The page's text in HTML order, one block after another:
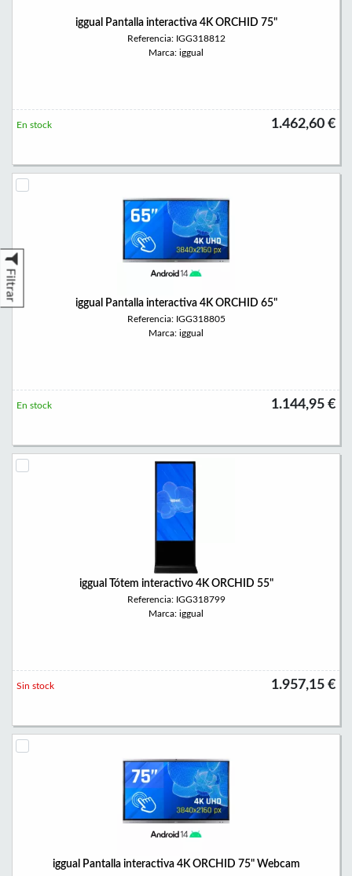
Filtrar
iggual Pantalla interactiva 4K ORCHID 75"
Referencia: IGG318812
Marca: iggual
1.462,60 €
En stock
iggual Pantalla interactiva 4K ORCHID 65"
Referencia: IGG318805
Marca: iggual
1.144,95 €
En stock
iggual Tótem interactivo 4K ORCHID 55"
Referencia: IGG318799
Marca: iggual
1.957,15 €
Sin stock
iggual Pantalla interactiva 4K ORCHID 75" Webcam